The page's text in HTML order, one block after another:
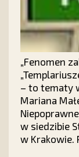
„Fenomen
– to tematy
Mariana
w siedzibie
w Krakowie.